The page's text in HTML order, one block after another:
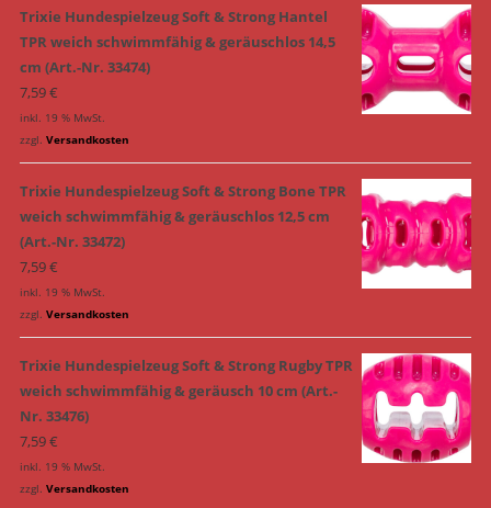
Trixie Hundespielzeug Soft & Strong Hantel
TPR weich schwimmfähig & geräuschlos 14,5
cm (Art.-Nr. 33474)
7,59€
inkl. 19 % MwSt.
zzgl. Versandkosten
Trixie Hundespielzeug Soft & Strong Bone TPR
weich schwimmfähig & geräuschlos 12,5 cm
(Art.-Nr. 33472)
7,59€
inkl. 19 % MwSt.
zzgl. Versandkosten
Trixie Hundespielzeug Soft & Strong Rugby TPR
weich schwimmfähig & geräusch 10 cm (Art.-
Nr. 33476)
7,59€
inkl. 19 % MwSt.
zzgl. Versandkosten